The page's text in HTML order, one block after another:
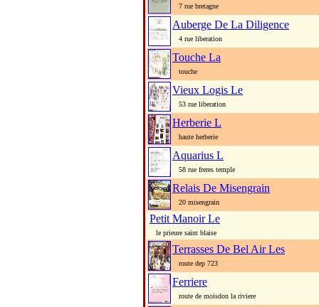
7 rue bretagne
Auberge De La Diligence
4 rue liberation
Touche La
touche
Vieux Logis Le
53 rue liberation
Herberie L
haute herberie
Aquarius L
58 rue freres temple
Relais De Misengrain
20 misengrain
Petit Manoir Le
le prieure saint blaise
Terrasses De Bel Air Les
route dep 723
Ferriere
route de moisdon la riviere